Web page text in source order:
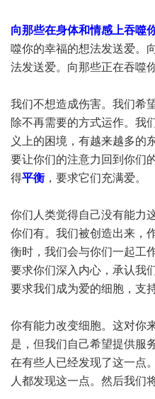
向那些在身体和情感上吞噬
噬你的幸福的想法发送爱。
法发送爱。向那些正在吞噬
我们不想造成伤害。我们希
除不再需要的方式运作。我
义上的困境，有越来越多的
要让你们的注意力回到你们
得平衡 ，要求它们充满爱。
你们人类觉得自己没有能力
你们有。我们被创造出来，
衡时，我们会与你们一起工
要求你们深入内心，承认我
要求我们成为爱的细胞，支
你有能力改变细胞。这对你
是，但我们自己希望提供服
在有些人已经发现了这一点
人都发现这一点。然后我们